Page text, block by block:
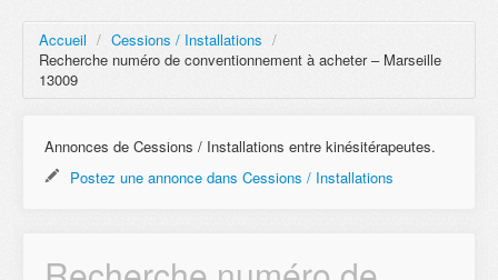
Plan
du site
Contact
Accueil / Cessions / Installations /
Recherche numéro de conventionnement à acheter – Marseille
13009
Annonces de Cessions / Installations entre kinésitérapeutes.
Postez une annonce dans Cessions / Installations